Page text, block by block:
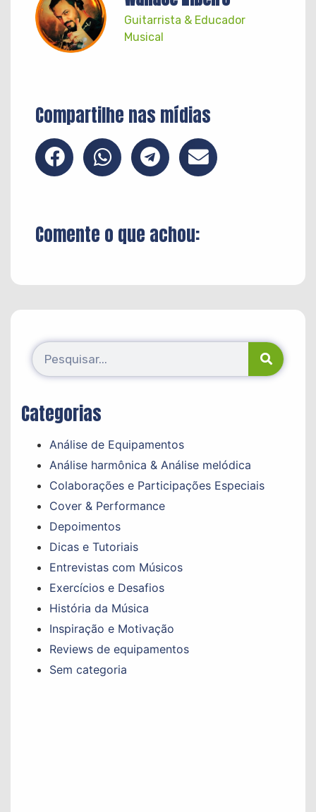
Guitarrista & Educador
Musical
Compartilhe nas mídias
Comente o que achou:
Categorias
Análise de Equipamentos
Análise harmônica & Análise melódica
Colaborações e Participações Especiais
Cover & Performance
Depoimentos
Dicas e Tutoriais
Entrevistas com Músicos
Exercícios e Desafios
História da Música
Inspiração e Motivação
Reviews de equipamentos
Sem categoria